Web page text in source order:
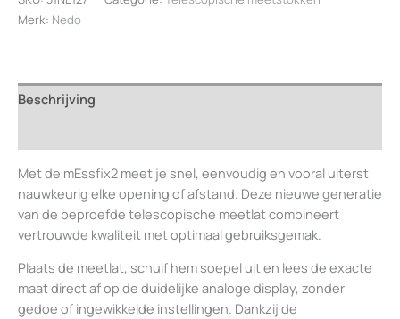
F380311
aantal
Merk: Nedo
Beschrijving
Met de mEssfix2 meet je snel, eenvoudig en vooral uiterst
nauwkeurig elke opening of afstand. Deze nieuwe generatie
van de beproefde telescopische meetlat combineert
vertrouwde kwaliteit met optimaal gebruiksgemak.
Plaats de meetlat, schuif hem soepel uit en lees de exacte
maat direct af op de duidelijke analoge display, zonder
gedoe of ingewikkelde instellingen. Dankzij de